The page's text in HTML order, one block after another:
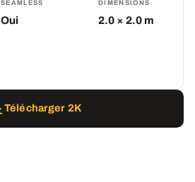
SEAMLESS
Oui
DIMENSIONS
2.0 × 2.0 m
Télécharger 2K